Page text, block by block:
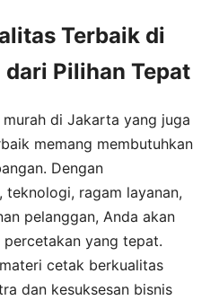
Terbaik di
Pilihan Tepat
di Jakarta yang juga
memang membutuhkan
Dengan
teknologi, ragam layanan,
pelanggan, Anda akan
yang tepat.
cetak berkualitas
dan kesuksesan bisnis